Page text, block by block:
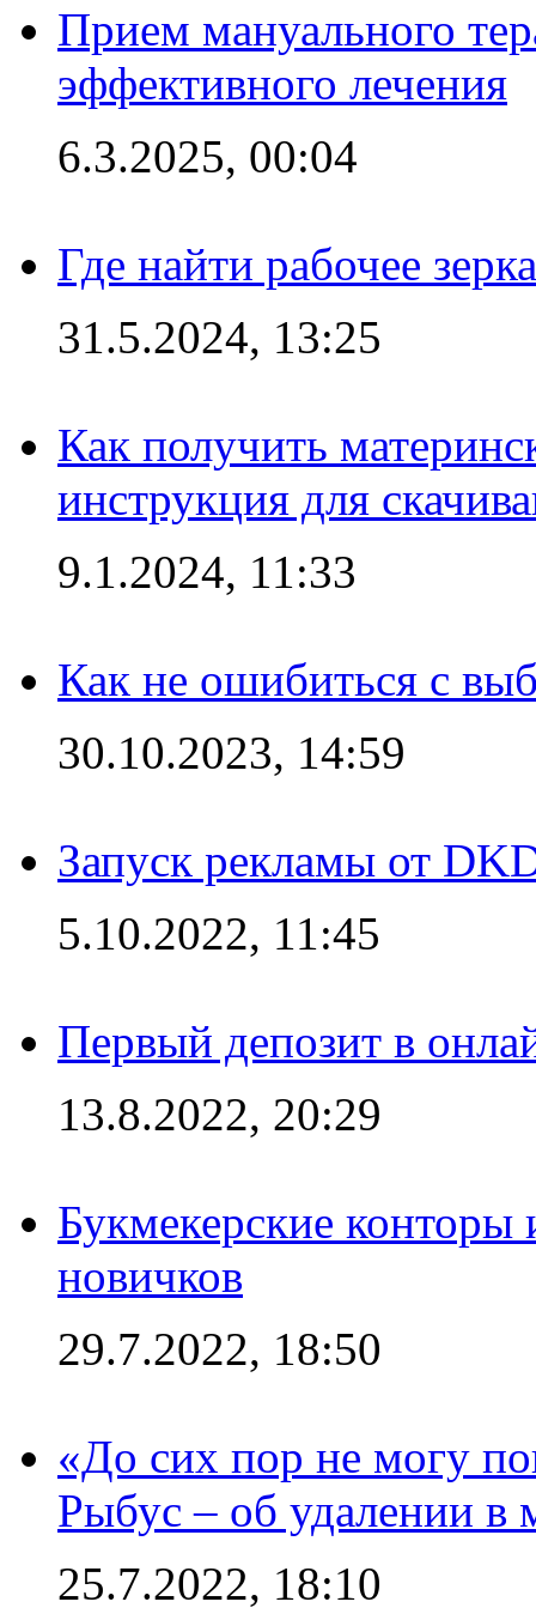
Прием мануального
эффективного лечения
6.3.2025, 00:04
Где найти рабочее
31.5.2024, 13:25
Как получить
инструкция для
9.1.2024, 11:33
Как не ошибиться с
30.10.2023, 14:59
Запуск рекламы от
5.10.2022, 11:45
Первый депозит в
13.8.2022, 20:29
Букмекерские конторы
новичков
29.7.2022, 18:50
«До сих пор не могу
Рыбус – об удалении в
25.7.2022, 18:10